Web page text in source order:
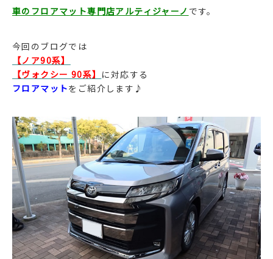
車のフロアマット専門店アルティジャーノ です。
今回のブログでは
【ノア90系】
【ヴォクシー 90系】 に対応する
フロアマットをご紹介します♪